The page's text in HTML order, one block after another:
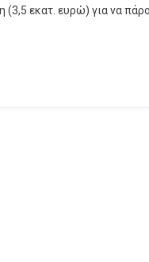
Ευρώ
εκατ. ευρώ) για να